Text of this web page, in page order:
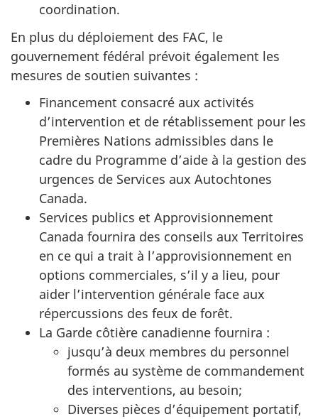
coordination.
En plus du déploiement des FAC, le
gouvernement fédéral prévoit également les
mesures de soutien suivantes :
Financement consacré aux activités
d’intervention et de rétablissement pour les
Premières Nations admissibles dans le
cadre du Programme d’aide à la gestion des
urgences de Services aux Autochtones
Canada.
Services publics et Approvisionnement
Canada fournira des conseils aux Territoires
en ce qui a trait à l’approvisionnement en
options commerciales, s’il y a lieu, pour
aider l’intervention générale face aux
répercussions des feux de forêt.
La Garde côtière canadienne fournira :
jusqu’à deux membres du personnel
formés au système de commandement
des interventions, au besoin;
Diverses pièces d’équipement portatif,